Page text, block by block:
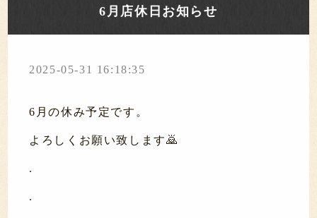
6月店休日お知らせ
2025-05-31 16:18:35
6月の休み予定です。
よろしくお願い致します🙇
.
.